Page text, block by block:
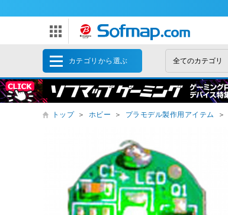
カテゴリから選ぶ
トップ ＞ ホビー ＞ プラモデル製作用アイテム ＞